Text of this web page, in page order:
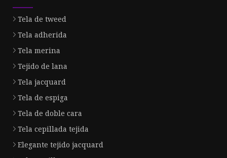
Tela de tweed
Tela adherida
Tela merina
Tejido de lana
Tela jacquard
Tela de espiga
Tela de doble cara
Tela cepillada tejida
Elegante tejido jacquard